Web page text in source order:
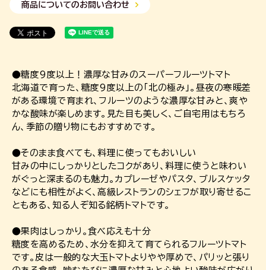
商品についてのお問い合わせ
●糖度9度以上！濃厚な甘みのスーパーフルーツトマト
北海道で育った、糖度9度以上の「北の極み」。昼夜の寒暖差
がある環境で育まれ、フルーツのような濃厚な甘みと、爽や
かな酸味が楽しめます。見た目も美しく、ご自宅用はもちろ
ん、季節の贈り物にもおすすめです。
●そのまま食べても、料理に使ってもおいしい
甘みの中にしっかりとしたコクがあり、料理に使うと味わい
がぐっと深まるのも魅力。カプレーゼやパスタ、ブルスケッタ
などにも相性がよく、高級レストランのシェフが取り寄せるこ
ともある、知る人ぞ知る銘柄トマトです。
●果肉はしっかり。食べ応えも十分
糖度を高めるため、水分を抑えて育てられるフルーツトマト
です。皮は一般的な大玉トマトよりやや厚めで、パリッと張り